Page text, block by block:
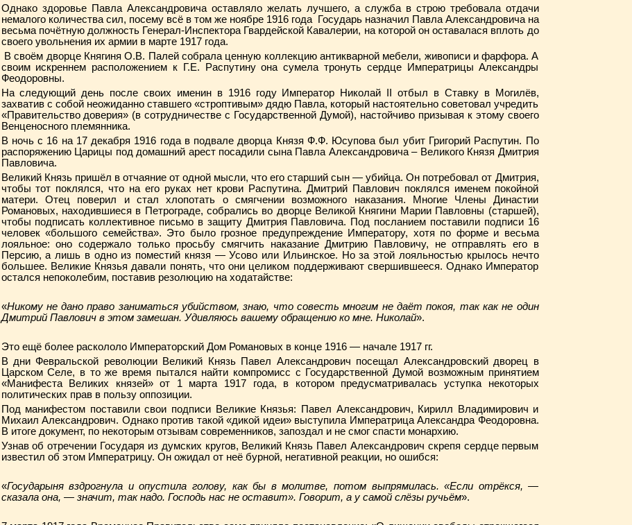
Однако здоровье Павла Александровича оставляло желать лучшего, а служба в строю требовала отдачи
немалого количества сил, посему всё в том же ноябре 1916 года Государь назначил Павла Александровича на
весьма почётную должность Генерал-Инспектора Гвардейской Кавалерии, на которой он оставалася вплоть до
своего увольнения их армии в марте 1917 года.
В своём дворце Княгиня О.В. Палей собрала ценную коллекцию антикварной мебели, живописи и фарфора. А
своим искреннем расположением к Г.Е. Распутину она сумела тронуть сердце Императрицы Александры
Феодоровны.
На следующий день после своих именин в 1916 году Император Николай II отбыл в Ставку в Могилёв,
захватив с собой неожиданно ставшего «строптивым» дядю Павла, который настоятельно советовал учредить
«Правительство доверия» (в сотрудничестве с Государственной Думой), настойчиво призывая к этому своего
Венценосного племянника.
В ночь с 16 на 17 декабря 1916 года в подвале дворца Князя Ф.Ф. Юсупова был убит Григорий Распутин. По
распоряжению Царицы под домашний арест посадили сына Павла Александровича – Великого Князя Дмитрия
Павловича.
Великий Князь пришёл в отчаяние от одной мысли, что его старший сын — убийца. Он потребовал от Дмитрия,
чтобы тот поклялся, что на его руках нет крови Распутина. Дмитрий Павлович поклялся именем покойной
матери. Отец поверил и стал хлопотать о смягчении возможного наказания. Многие Члены Династии
Романовых, находившиеся в Петрограде, собрались во дворце Великой Княгини Марии Павловны (старшей),
чтобы подписать коллективное письмо в защиту Дмитрия Павловича. Под посланием поставили подписи 16
человек «большого семейства». Это было грозное предупреждение Императору, хотя по форме и весьма
лояльное: оно содержало только просьбу смягчить наказание Дмитрию Павловичу, не отправлять его в
Персию, а лишь в одно из поместий князя — Усово или Ильинское. Но за этой лояльностью крылось нечто
большее. Великие Князья давали понять, что они целиком поддерживают свершившееся. Однако Император
остался непоколебим, поставив резолюцию на ходатайстве:
«Никому не дано право заниматься убийством, знаю, что совесть многим не даёт покоя, так как не один
Дмитрий Павлович в этом замешан. Удивляюсь вашему обращению ко мне. Николай».
Это ещё более раскололо Императорский Дом Романовых в конце 1916 — начале 1917 гг.
В дни Февральской революции Великий Князь Павел Александрович посещал Александровский дворец в
Царском Селе, в то же время пытался найти компромисс с Государственной Думой возможным принятием
«Манифеста Великих князей» от 1 марта 1917 года, в котором предусматривалась уступка некоторых
политических прав в пользу оппозиции.
Под манифестом поставили свои подписи Великие Князья: Павел Александрович, Кирилл Владимирович и
Михаил Александрович. Однако против такой «дикой идеи» выступила Императрица Александра Феодоровна.
В итоге документ, по некоторым отзывам современников, запоздал и не смог спасти монархию.
Узнав об отречении Государя из думских кругов, Великий Князь Павел Александрович скрепя сердце первым
известил об этом Императрицу. Он ожидал от неё бурной, негативной реакции, но ошибся:
«Государыня вздрогнула и опустила голову, как бы в молитве, потом выпрямилась. «Если отрёкся, —
сказала она, — значит, так надо. Господь нас не оставит». Говорит, а у самой слёзы ручьём».